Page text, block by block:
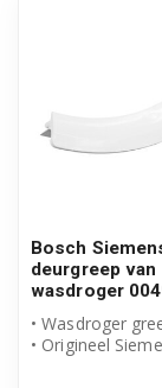
Bosch
deurgreep van
wasdroger
• Wasdroger
• Origineel